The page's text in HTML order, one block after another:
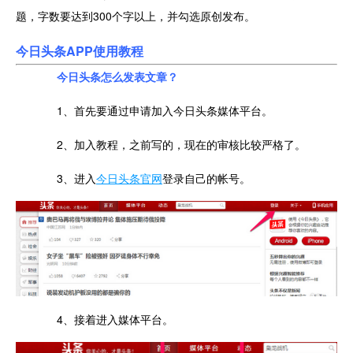
题，字数要达到300个字以上，并勾选原创发布。
今日头条APP使用教程
今日头条怎么发表文章？
1、首先要通过申请加入今日头条媒体平台。
2、加入教程，之前写的，现在的审核比较严格了。
3、进入今日头条官网登录自己的帐号。
4、接着进入媒体平台。